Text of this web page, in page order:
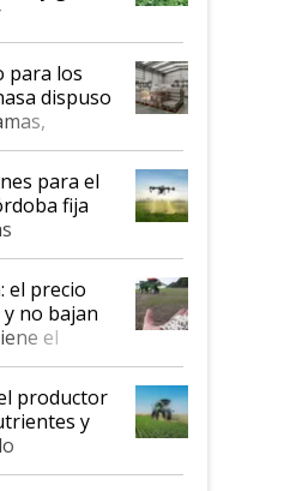
campaña
para los
dispuso
e
para el
fija
el precio
no bajan
el
Oriente
productor
y